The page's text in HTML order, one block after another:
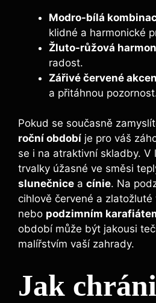
Modro-bílá
klidné a harmonické
Žluto-růžová
radost.
Zářivé červené
a přitáhnou
Pokud se současně
roční období je pro váš
se i na atraktivní skladby. V
trvalky úžasné ve směsi
slunečnice a cínie. Na
cihlově červené a zlatožluté
nebo podzimním
období může být jakousi
malířstvím vaší zahrady.
Jak